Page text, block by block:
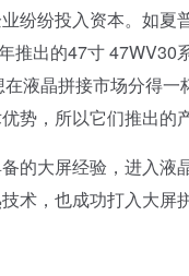
纷纷投入资本。如
推出的47寸
液晶拼接市场分得
势，所以它们推出的
大屏经验，进入液
术，也成功打入大